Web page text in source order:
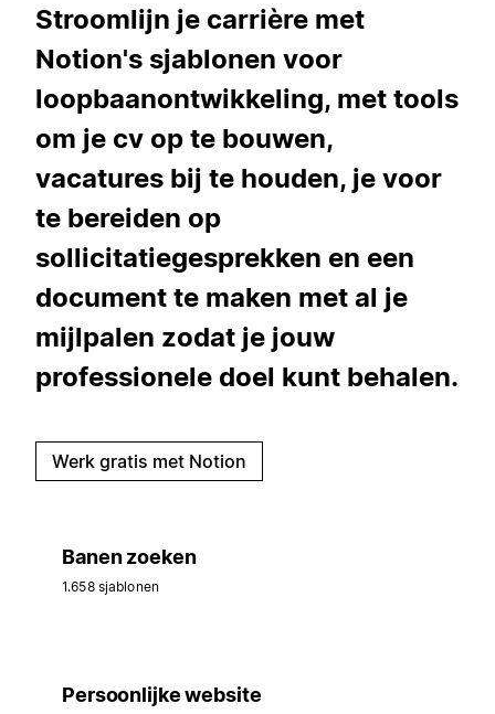
Stroomlijn je carrière met
Notion's sjablonen voor
loopbaanontwikkeling, met tools
om je cv op te bouwen,
vacatures bij te houden, je voor
te bereiden op
sollicitatiegesprekken en een
document te maken met al je
mijlpalen zodat je jouw
professionele doel kunt behalen.
Werk gratis met Notion
Banen zoeken
1.658 sjablonen
Persoonlijke website